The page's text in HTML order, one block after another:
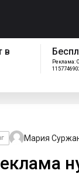
аудит
ОГРН:
Мария